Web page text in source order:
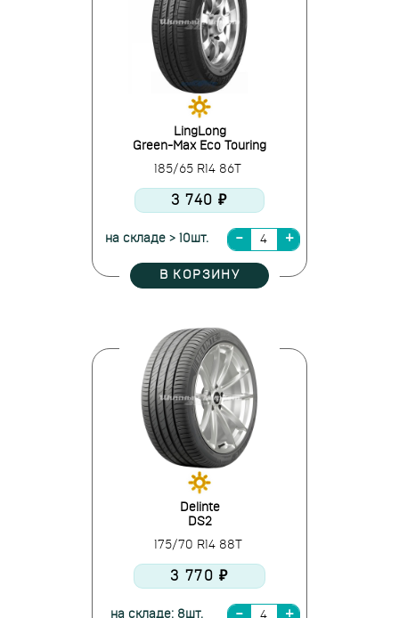
LingLong
Green-Max Eco Touring
185/65 R14 86T
3 740 ₽
на складе > 10шт.
В КОРЗИНУ
Delinte
DS2
175/70 R14 88T
3 770 ₽
на складе: 8шт.